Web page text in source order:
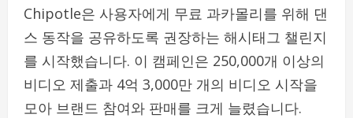
Chipotle은 사용자에게 무료 과카몰리를 위해 댄
스 동작을 공유하도록 권장하는 해시태그 챌린지
를 시작했습니다. 이 캠페인은 250,000개 이상의
비디오 제출과 4억 3,000만 개의 비디오 시작을
모아 브랜드 참여와 판매를 크게 늘렸습니다.